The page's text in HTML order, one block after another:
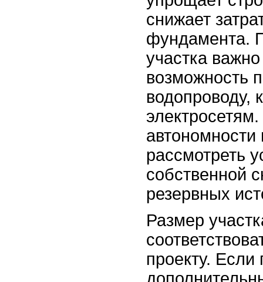
снижает
фундамента.
участка
возможность
водопроводу,
автономности
рассмотреть
собственной
резервных
Размер
проекту.